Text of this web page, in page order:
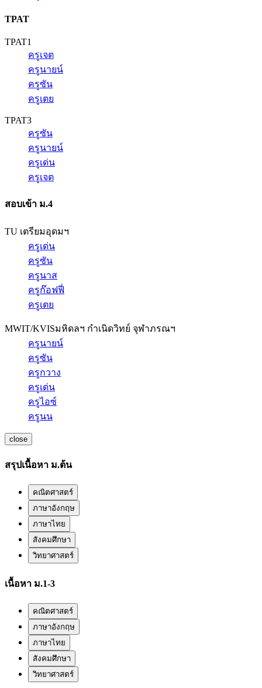
TPAT
TPAT1
ครูเจต
ครูนายน์
ครูซัน
ครูเตย
TPAT3
ครูซัน
ครูนายน์
ครูเด่น
ครูเจต
สอบเข้า ม.4
TU เตรียมอุดมฯ
ครูเด่น
ครูซัน
ครูนาส
ครูก๊อฟฟี่
ครูเตย
MWIT/KVISมหิดลฯ กำเนิดวิทย์ จุฬาภรณฯ
ครูนายน์
ครูซัน
ครูกวาง
ครูเด่น
ครูไอซ์
ครูนน
close
สรุปเนื้อหา ม.ต้น
คณิตศาสตร์
ภาษาอังกฤษ
ภาษาไทย
สังคมศึกษา
วิทยาศาสตร์
เนื้อหา ม.1-3
คณิตศาสตร์
ภาษาอังกฤษ
ภาษาไทย
สังคมศึกษา
วิทยาศาสตร์